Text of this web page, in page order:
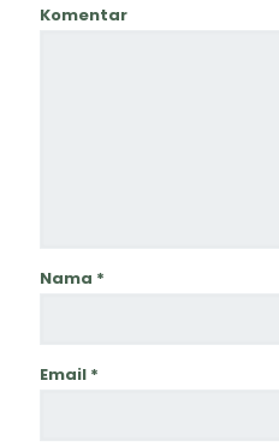
Komentar
Nama *
Email *